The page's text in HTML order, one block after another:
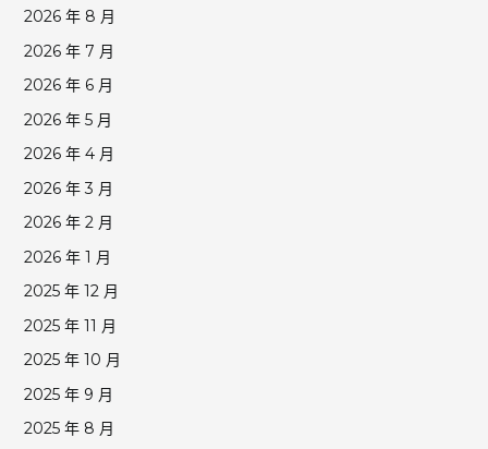
2026 年 8 月
2026 年 7 月
2026 年 6 月
2026 年 5 月
2026 年 4 月
2026 年 3 月
2026 年 2 月
2026 年 1 月
2025 年 12 月
2025 年 11 月
2025 年 10 月
2025 年 9 月
2025 年 8 月